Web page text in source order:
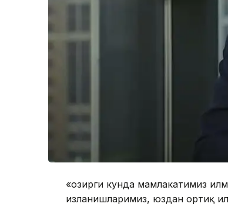
«Ҳозирги кунда мамлакатимиз
изланишларимиз, юздан ортиқ